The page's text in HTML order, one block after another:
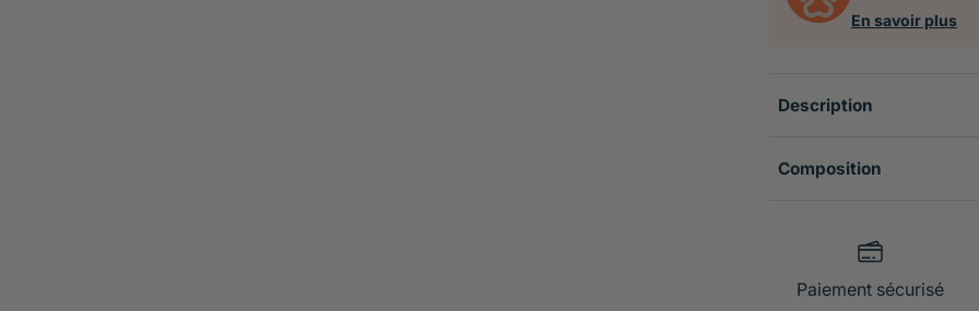
En savoir plus
Description
Composition
Paiement sécurisé